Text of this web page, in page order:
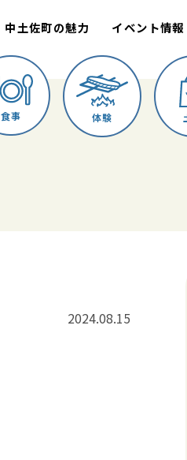
中土佐町の魅力 イベント情報
食事 体験
2024.08.15